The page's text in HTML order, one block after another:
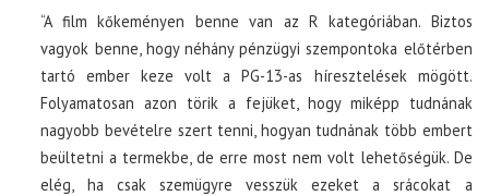
“A film kőkeményen benne van az R kategóriában. Biztos
vagyok benne, hogy néhány pénzügyi szempontoka előtérben
tartó ember keze volt a PG-13-as híresztelések mögött.
Folyamatosan azon törik a fejüket, hogy miképp tudnának
nagyobb bevételre szert tenni, hogyan tudnának több embert
beültetni a termekbe, de erre most nem volt lehetőségük. De
elég, ha csak szemügyre vesszük ezeket a srácokat a